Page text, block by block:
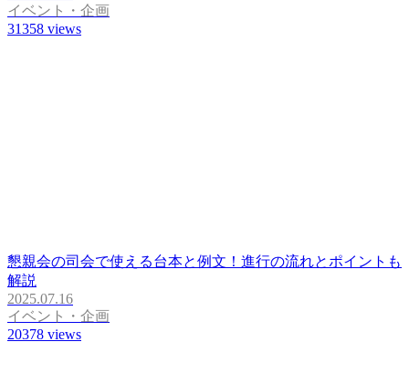
イベント・企画
31358 views
懇親会の司会で使える台本と例文！進行の流れとポイントも
解説
2025.07.16
イベント・企画
20378 views